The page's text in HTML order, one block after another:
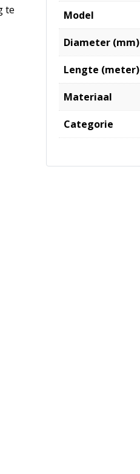
te
Model
Diameter (mm)
Lengte (meter)
Materiaal
Categorie